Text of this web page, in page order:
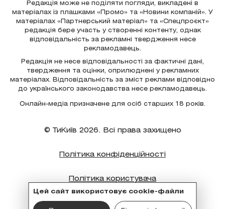
Цей сайт використовує cookie-файли
Редакція може не поділяти погляди, викладені в
матеріалах із плашками «Промо» та «Новини компаній». У
матеріалах «Партнерський матеріал» та «Спецпроєкт»
редакція бере участь у створенні контенту, однак
відповідальність за рекламні твердження несе
рекламодавець.
Редакція не несе відповідальності за фактичні дані,
твердження та оцінки, оприлюднені у рекламних
матеріалах. Відповідальність за зміст реклами відповідно
до українського законодавства несе рекламодавець.
Онлайн-медіа призначене для осіб старших 18 років.
© ТиКиїв 2026. Всі права захищено
Політика конфіденційності
Політика користувача
Політика cookie